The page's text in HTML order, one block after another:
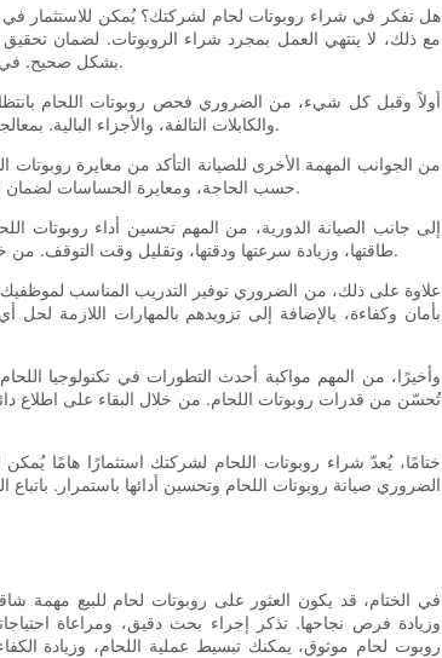
هل تفكر في شراء روبوتات لحام لشركتك؟ يُمكن للاستثمار في
مع ذلك، لا ينتهي العمل بمجرد شراء الروبوتات. لضمان
بشكل صحيح. في هذه المقالة، سنُقدّم لك نصائح لصيانة روبوتات اللحام وتحسين أدائها بعد الشراء.
أولاً وقبل كل شيء، من الضروري فحص روبوتات اللحام
والكابلات التالفة، والأجزاء البالية. بمعالجة أي مشكلة مبكراً، يمكنك منع ظهور مشاكل أكثر خطورة وإطالة عمر روبوتاتك.
من الجوانب المهمة الأخرى للصيانة التأكد من معايرة
حسب الحاجة، ومعايرة الحساسات لضمان لحامات دقيقة. تساعد المعايرة الدورية في الحفاظ على جودة اللحامات واتساقها.
إلى جانب الصيانة الدورية، من المهم تحسين أداء روبوتات
طاقتها، وزيادة سرعتها ودقتها، وتقليل وقت التوقف. من خلال تحسين أداء الروبوتات، يمكنك زيادة الإنتاجية وخفض تكاليف الإنتاج الإجمالية.
علاوة على ذلك، من الضروري توفير التدريب المناسب
بأمان وكفاءة، بالإضافة إلى تزويدهم بالمهارات
وأخيرًا، من المهم مواكبة أحدث التطورات في تكنولوجيا
تُحسّن من قدرات روبوتات اللحام. من خلال البقاء على اطلاع
ختامًا، يُعدّ شراء روبوتات اللحام لشركتك استثمارًا هامًا
الضروري صيانة روبوتات اللحام وتحسين أدائها باستمرار.
في الختام، قد يكون العثور على روبوتات لحام للبيع مهمة
وزيادة فرص نجاحها. تذكر إجراء بحث دقيق، ومراعاة
روبوت لحام موثوق، يمكنك تبسيط عملية اللحام، وزيادة